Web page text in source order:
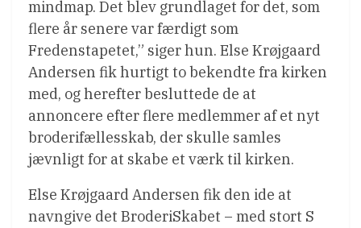
mindmap. Det blev grundlaget for det, som
flere år senere var færdigt som
Fredenstapetet,” siger hun. Else Krøjgaard
Andersen fik hurtigt to bekendte fra kirken
med, og herefter besluttede de at
annoncere efter flere medlemmer af et nyt
broderifællesskab, der skulle samles
jævnligt for at skabe et værk til kirken.
Else Krøjgaard Andersen fik den ide at
navngive det BroderiSkabet – med stort S